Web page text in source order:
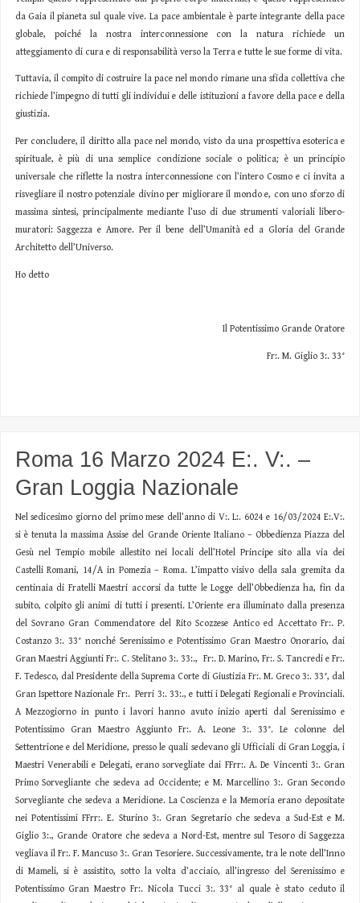
da Gaia il pianeta sul quale vive. La pace ambientale è parte integrante della pace
globale, poiché la nostra interconnessione con la natura richiede un
atteggiamento di cura e di responsabilità verso la Terra e tutte le sue forme di vita.
Tuttavia, il compito di costruire la pace nel mondo rimane una sfida collettiva che
richiede l’impegno di tutti gli individui e delle istituzioni a favore della pace e della
giustizia.
Per concludere, il diritto alla pace nel mondo, visto da una prospettiva esoterica e
spirituale, è più di una semplice condizione sociale o politica; è un principio
universale che riflette la nostra interconnessione con l’intero Cosmo e ci invita a
risvegliare il nostro potenziale divino per migliorare il mondo e, con uno sforzo di
massima sintesi, principalmente mediante l’uso di due strumenti valoriali libero-
muratori: Saggezza e Amore. Per il bene dell’Umanità ed a Gloria del Grande
Architetto dell’Universo.
Ho detto
Il Potentissimo Grande Oratore
Fr:. M. Giglio 3:. 33°
Roma 16 Marzo 2024 E:. V:. –
Gran Loggia Nazionale
Nel sedicesimo giorno del primo mese dell’anno di V:. L:. 6024 e 16/03/2024 E:.V:.
si è tenuta la massima Assise del Grande Oriente Italiano – Obbedienza Piazza del
Gesù nel Tempio mobile allestito nei locali dell’Hotel Principe sito alla via dei
Castelli Romani, 14/A in Pomezia – Roma. L’impatto visivo della sala gremita da
centinaia di Fratelli Maestri accorsi da tutte le Logge dell’Obbedienza ha, fin da
subito, colpito gli animi di tutti i presenti. L’Oriente era illuminato dalla presenza
del Sovrano Gran Commendatore del Rito Scozzese Antico ed Accettato Fr:. P.
Costanzo 3:. 33° nonché Serenissimo e Potentissimo Gran Maestro Onorario, dai
Gran Maestri Aggiunti Fr:. C. Stelitano 3:. 33:., Fr:. D. Marino, Fr:. S. Tancredi e Fr:.
F. Tedesco, dal Presidente della Suprema Corte di Giustizia Fr:. M. Greco 3:. 33°, dal
Gran Ispettore Nazionale Fr:. Perri 3:. 33:., e tutti i Delegati Regionali e Provinciali.
A Mezzogiorno in punto i lavori hanno avuto inizio aperti dal Serenissimo e
Potentissimo Gran Maestro Aggiunto Fr:. A. Leone 3:. 33°. Le colonne del
Settentrione e del Meridione, presso le quali sedevano gli Ufficiali di Gran Loggia, i
Maestri Venerabili e Delegati, erano sorvegliate dai FFrr:. A. De Vincenti 3:. Gran
Primo Sorvegliante che sedeva ad Occidente; e M. Marcellino 3:. Gran Secondo
Sorvegliante che sedeva a Meridione. La Coscienza e la Memoria erano depositate
nei Potentissimi FFrr:. E. Sturino 3:. Gran Segretario che sedeva a Sud-Est e M.
Giglio 3:., Grande Oratore che sedeva a Nord-Est, mentre sul Tesoro di Saggezza
vegliava il Fr:. F. Mancuso 3:. Gran Tesoriere. Successivamente, tra le note dell’Inno
di Mameli, si è assistito, sotto la volta d’acciaio, all’ingresso del Serenissimo e
Potentissimo Gran Maestro Fr:. Nicola Tucci 3:. 33° al quale è stato ceduto il